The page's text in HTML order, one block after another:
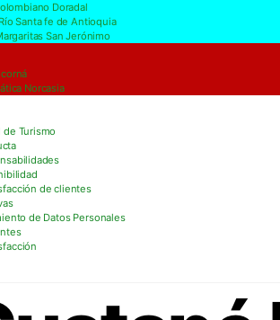
Doradal
Santa fe de Antioquia
San Jerónimo
Norcasia
de Turismo
de clientes
de Datos Personales